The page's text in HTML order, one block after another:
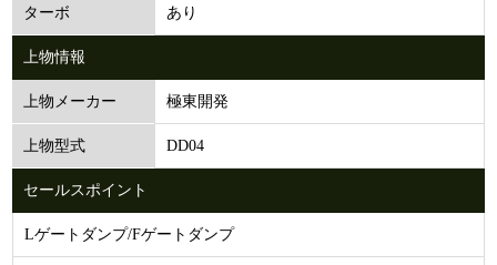
ターボ あり
上物情報
上物メーカー 極東開発
上物型式 DD04
セールスポイント
Lゲートダンプ/Fゲートダンプ